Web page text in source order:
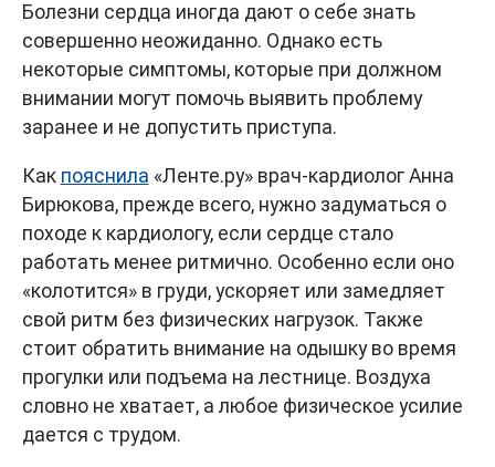
Болезни сердца иногда дают о себе знать
совершенно неожиданно. Однако есть
некоторые симптомы, которые при должном
внимании могут помочь выявить проблему
заранее и не допустить приступа.
Как пояснила «Ленте.ру» врач-кардиолог Анна
Бирюкова, прежде всего, нужно задуматься о
походе к кардиологу, если сердце стало
работать менее ритмично. Особенно если оно
«колотится» в груди, ускоряет или замедляет
свой ритм без физических нагрузок. Также
стоит обратить внимание на одышку во время
прогулки или подъема на лестнице. Воздуха
словно не хватает, а любое физическое усилие
дается с трудом.